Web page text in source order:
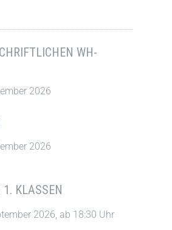
WH-
2026
2026
1. KLASSEN
2026, ab 18:30 Uhr